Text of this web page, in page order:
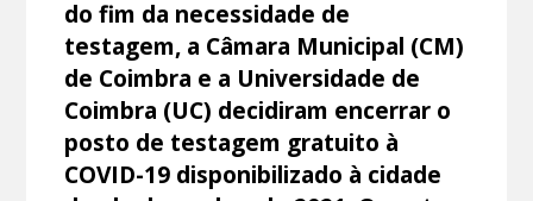
do fim da necessidade de
testagem, a Câmara Municipal (CM)
de Coimbra e a Universidade de
Coimbra (UC) decidiram encerrar o
posto de testagem gratuito à
COVID-19 disponibilizado à cidade